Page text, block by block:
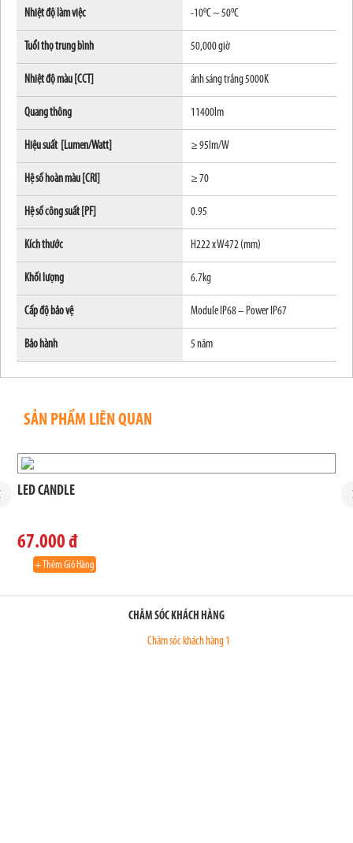
Nhiệt độ làm việc -10oC ~ 50oC
Tuổi thọ trung bình 50,000 giờ
Nhiệt độ màu [CCT] ánh sáng trắng 5000K
Quang thông 11400lm
Hiệu suất [Lumen/Watt] ≥ 95lm/W
Hệ số hoàn màu [CRI] ≥ 70
Hệ số công suất [PF] 0.95
Kích thước H222 x W472 (mm)
Khối lượng 6.7kg
Cấp độ bảo vệ Module IP68 – Power IP67
Bảo hành 5 năm
SẢN PHẨM LIÊN QUAN
LED CANDLE
67.000 đ
+ Thêm Giỏ Hàng
CHĂM SÓC KHÁCH HÀNG
Chăm sóc khách hàng 1